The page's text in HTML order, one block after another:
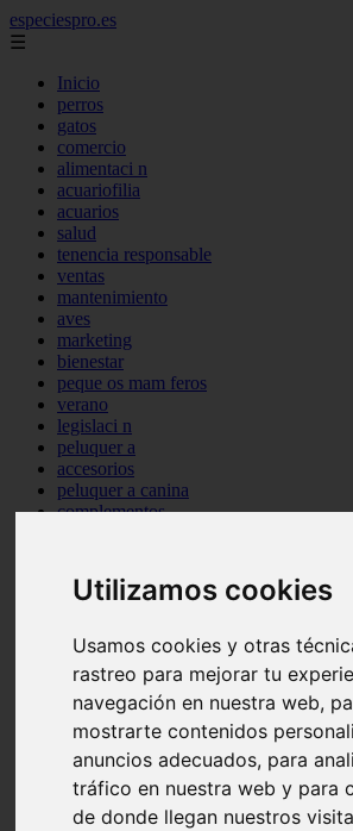
Utilizamos cookies
Usamos cookies y otras
rastreo para mejorar tu
navegación en nuestra web,
mostrarte contenidos
anuncios adecuados, para
tráfico en nuestra web y para
de donde llegan nuestros
especiespro.es
☰
Inicio
perros
gatos
comercio
alimentaci n
acuariofilia
acuarios
salud
tenencia responsable
ventas
mantenimiento
aves
marketing
bienestar
peque os mam feros
verano
legislaci n
peluquer a
accesorios
peluquer a canina
complementos
protagonistas
reptiles
adopci n
higiene
snacks
acuario
comercios
estanques
viajar